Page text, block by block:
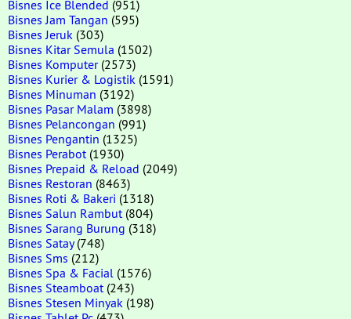
Bisnes Ice Blended (951)
Bisnes Jam Tangan (595)
Bisnes Jeruk (303)
Bisnes Kitar Semula (1502)
Bisnes Komputer(2573)
Bisnes Kurier & Logistik (1591)
Bisnes Minuman (3192)
Bisnes Pasar Malam (3898)
Bisnes Pelancongan (991)
Bisnes Pengantin (1325)
Bisnes Perabot (1930)
Bisnes Prepaid & Reload (2049)
Bisnes Restoran (8463)
Bisnes Roti & Bakeri (1318)
Bisnes Salun Rambut (804)
Bisnes Sarang Burung (318)
Bisnes Satay(748)
Bisnes Sms (212)
Bisnes Spa & Facial (1576)
Bisnes Steamboat (243)
Bisnes Stesen Minyak (198)